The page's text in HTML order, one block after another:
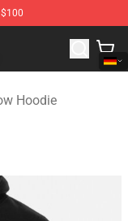
Merchandise
Hoodie